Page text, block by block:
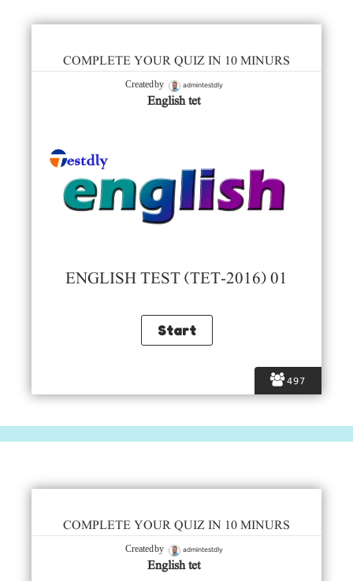
497
COMPLETE YOUR QUIZ IN 10 MINURS
Created by admintestdly
English tet
ENGLISH TEST (TET-2016) 01
COMPLETE YOUR QUIZ IN 10 MINURS
Created by admintestdly
English tet